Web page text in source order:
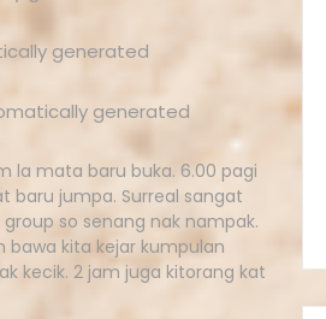
la mata baru buka. 6.00 pagi
baru jumpa. Surreal sangat
so senang nak nampak.
bawa kita kejar kumpulan
kecik. 2 jam juga kitorang kat